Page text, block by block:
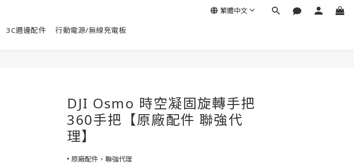
3C週邊配件 行動電源/無線充電板
繁體中文
DJI Osmo 時空凝固旋轉手把
360手把【原廠配件 聯強代
理】
• 原廠配件，聯強代理